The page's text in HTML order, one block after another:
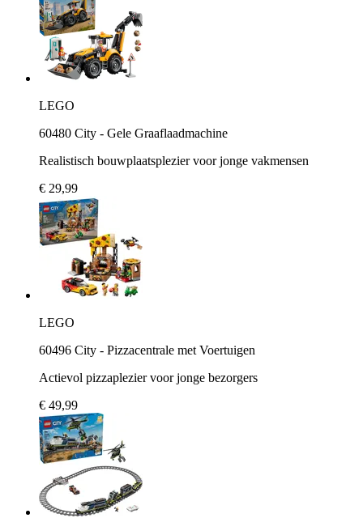
LEGO
60480 City - Gele Graaflaadmachine
Realistisch bouwplaatsplezier voor jonge vakmensen
€ 29,99
LEGO
60496 City - Pizzacentrale met Voertuigen
Actievol pizzaplezier voor jonge bezorgers
€ 49,99